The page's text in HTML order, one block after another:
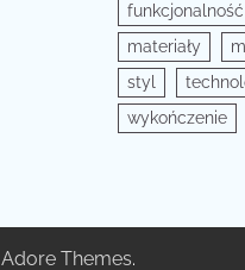
funkcjonalność
materiały
styl
wykończenie
Adore Themes.